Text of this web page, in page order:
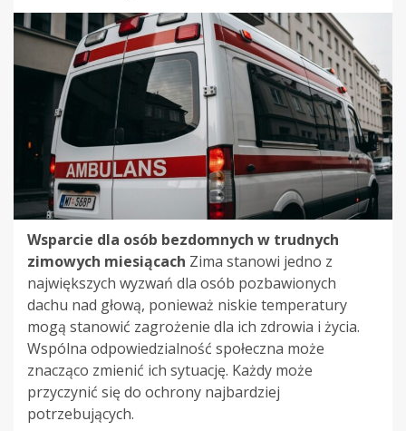
Wsparcie dla osób bezdomnych w trudnych
zimowych miesiącach Zima stanowi jedno z
największych wyzwań dla osób pozbawionych
dachu nad głową, ponieważ niskie temperatury
mogą stanowić zagrożenie dla ich zdrowia i życia.
Wspólna odpowiedzialność społeczna może
znacząco zmienić ich sytuację. Każdy może
przyczynić się do ochrony najbardziej
potrzebujących.